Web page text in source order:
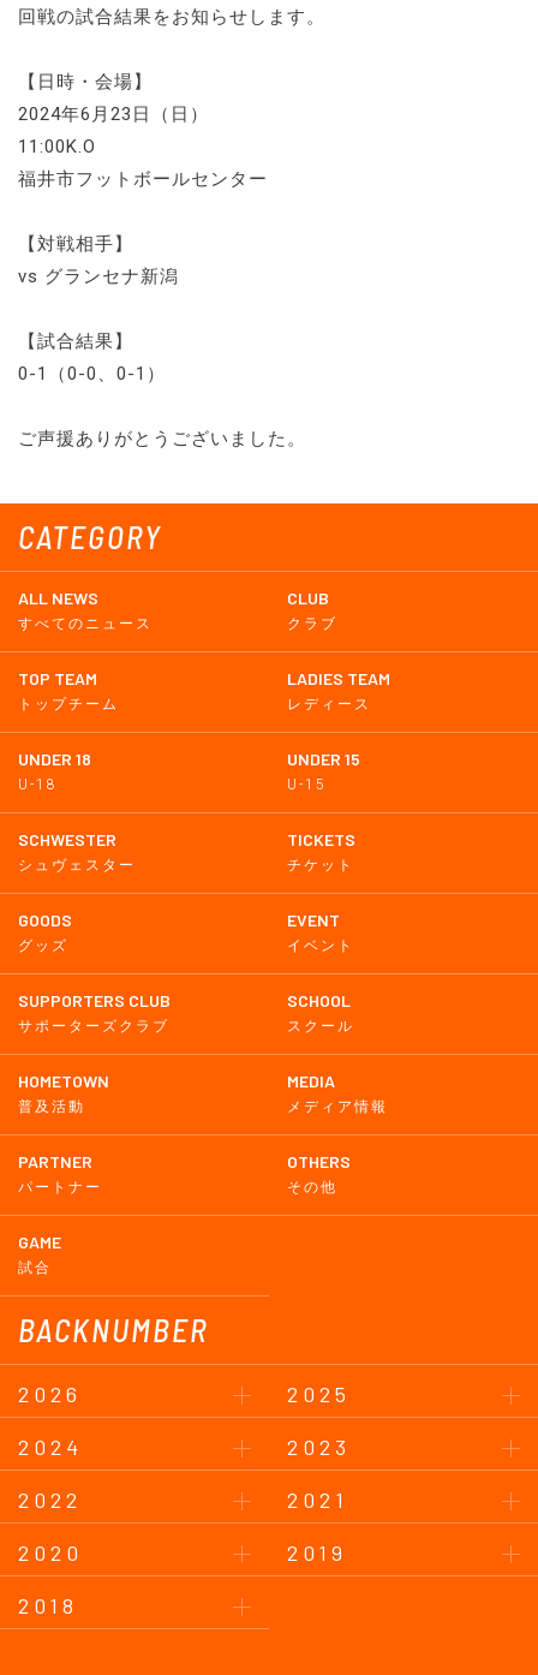
CATEGORY
ALL NEWS
すべてのニュース
CLUB
クラブ
TOP TEAM
トップチーム
LADIES TEAM
レディース
UNDER 18
U-18
UNDER 15
U-15
SCHWESTER
シュヴェスター
TICKETS
チケット
GOODS
グッズ
EVENT
イベント
SUPPORTERS CLUB
サポーターズクラブ
SCHOOL
スクール
HOMETOWN
普及活動
MEDIA
メディア情報
PARTNER
パートナー
OTHERS
その他
GAME
試合
BACKNUMBER
2026
2025
2024
2023
2022
2021
2020
2019
2018
回戦の試合結果をお知らせします。
【日時・会場】
2024年6月23日（日）
11:00K.O
福井市フットボールセンター
【対戦相手】
vs グランセナ新潟
【試合結果】
0-1（0-0、0-1）
ご声援ありがとうございました。